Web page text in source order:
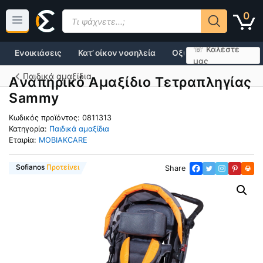
περιεχόμενο
0
Products
search
☏ Καλέστε
μας
Κατ’ οίκον νοσηλεία Οξυγονοθεραπεία
Ενοικιάσεις
Παιδικά αμαξίδια
Aναπηρικό Αμαξίδιο Τετραπληγίας
Sammy
Κωδικός προϊόντος: 0811313
Κατηγορία: Παιδικά αμαξίδια
Εταιρία: MOBIAKCARE
Share
Super Προσφορά
Sofianos Προτείνει